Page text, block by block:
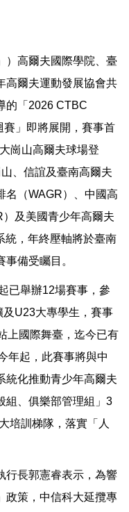
）高爾夫國際學院、臺
高爾夫運動發展協會共
的「2026 CTBC
」即將展開，賽事首
崗山高爾夫球場登
、信誼及臺南高爾夫
名（WAGR）、中國高
及美國青少年高爾夫
統，年終壓軸將於臺南
備受矚目。
已舉辦12場賽事，參
U23大專學生，賽事
上國際舞臺，迄今已有
年起，此賽事將與中
統化推動青少年高爾夫
組、俱樂部管理組」3
培訓梯隊，落實「人
行長郭憲睿表示，為響
政策，中信科大延攬專